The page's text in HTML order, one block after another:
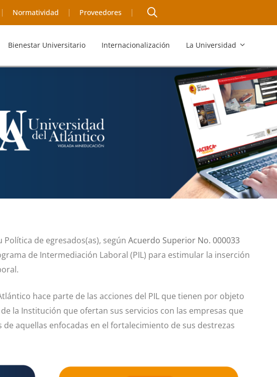
Normatividad Proveedores
Bienestar Universitario Internacionalización La Universidad
de egresados(as), según Acuerdo Superior No. 000033
de Intermediación Laboral (PIL) para estimular la inserción
hace parte de las acciones del PIL que tienen por objeto
la Institución que ofertan sus servicios con las empresas que
aquellas enfocadas en el fortalecimiento de sus destrezas